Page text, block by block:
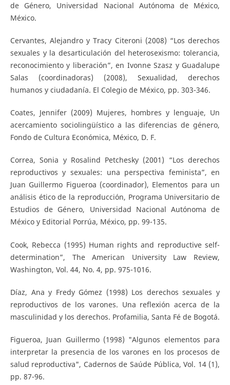
de Género, Universidad Nacional Autónoma de México,
México.
Cervantes, Alejandro y Tracy Citeroni (2008) “Los derechos
sexuales y la desarticulación del heterosexismo: tolerancia,
reconocimiento y liberación”, en Ivonne Szasz y Guadalupe
Salas (coordinadoras) (2008), Sexualidad, derechos
humanos y ciudadanía. El Colegio de México, pp. 303-346.
Coates, Jennifer (2009) Mujeres, hombres y lenguaje, Un
acercamiento sociolingüístico a las diferencias de género,
Fondo de Cultura Económica, México, D. F.
Correa, Sonia y Rosalind Petchesky (2001) “Los derechos
reproductivos y sexuales: una perspectiva feminista”, en
Juan Guillermo Figueroa (coordinador), Elementos para un
análisis ético de la reproducción, Programa Universitario de
Estudios de Género, Universidad Nacional Autónoma de
México y Editorial Porrúa, México, pp. 99-135.
Cook, Rebecca (1995) Human rights and reproductive self-
determination”, The American University Law Review,
Washington, Vol. 44, No. 4, pp. 975-1016.
Díaz, Ana y Fredy Gómez (1998) Los derechos sexuales y
reproductivos de los varones. Una reflexión acerca de la
masculinidad y los derechos. Profamilia, Santa Fé de Bogotá.
Figueroa, Juan Guillermo (1998) "Algunos elementos para
interpretar la presencia de los varones en los procesos de
salud reproductiva", Cadernos de Saúde Pública, Vol. 14 (1),
pp. 87-96.